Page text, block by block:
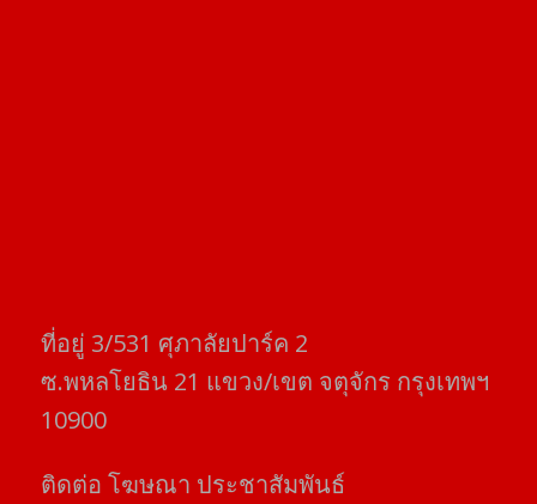
ที่อยู่​ 3/531​ ศุภาลัยปาร์ค​ 2
ซ.พหลโยธิน​ 21​ แขวง/เขต​ จตุจักร​ กรุงเทพฯ
10900
ติดต่อ​ โฆษณา​ ประชาสัมพันธ์